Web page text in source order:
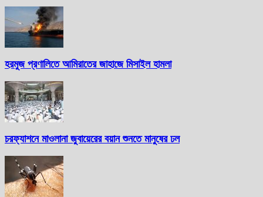
হরমুজ প্রণালিতে আমিরাতের জাহাজে মিসাইল হামলা
চরফ্যাশনে মাওলানা জুবায়েরের বয়ান শুনতে মানুষের ঢল